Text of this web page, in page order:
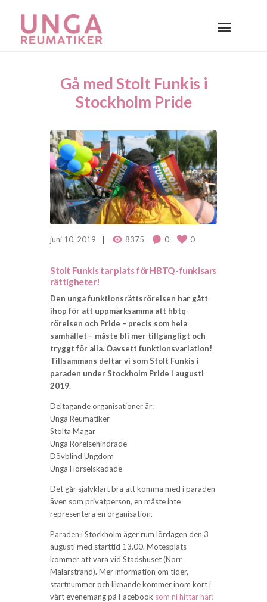
Gå med Stolt Funkis i
Stockholm Pride
juni 10, 2019 8375 0 0
Stolt Funkis tar plats för HBTQ-funkisars
rättigheter!
Den unga funktionsrättsrörelsen har gått
ihop för att uppmärksamma att hbtq-
rörelsen och Pride – precis som hela
samhället – måste bli mer tillgängligt och
tryggt för alla. Oavsett funktionsvariation!
Tillsammans deltar vi som Stolt Funkis i
paraden under Stockholm Pride i augusti
2019.
Deltagande organisationer är:
Unga Reumatiker
Stolta Magar
Unga Rörelsehindrade
Dövblind Ungdom
Unga Hörselskadade
Det går självklart bra att komma med i paraden
även som privatperson, en måste inte
representera en organisation.
Paraden i Stockholm äger rum lördagen den 3
augusti med starttid 13.00. Mötesplats
kommer att vara vid Stadshuset (Norr
Mälarstrand). Mer information om tider,
startnummer och liknande kommer inom kort i
vårt evenemang på Facebook som ni hittar här!